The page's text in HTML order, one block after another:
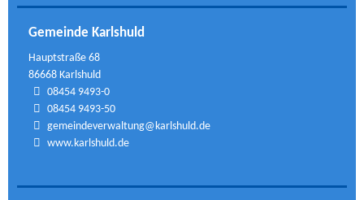
Gemeinde Karlshuld
Hauptstraße 68
86668 Karlshuld
08454 9493-0
08454 9493-50
gemeindeverwaltung@karlshuld.de
www.karlshuld.de